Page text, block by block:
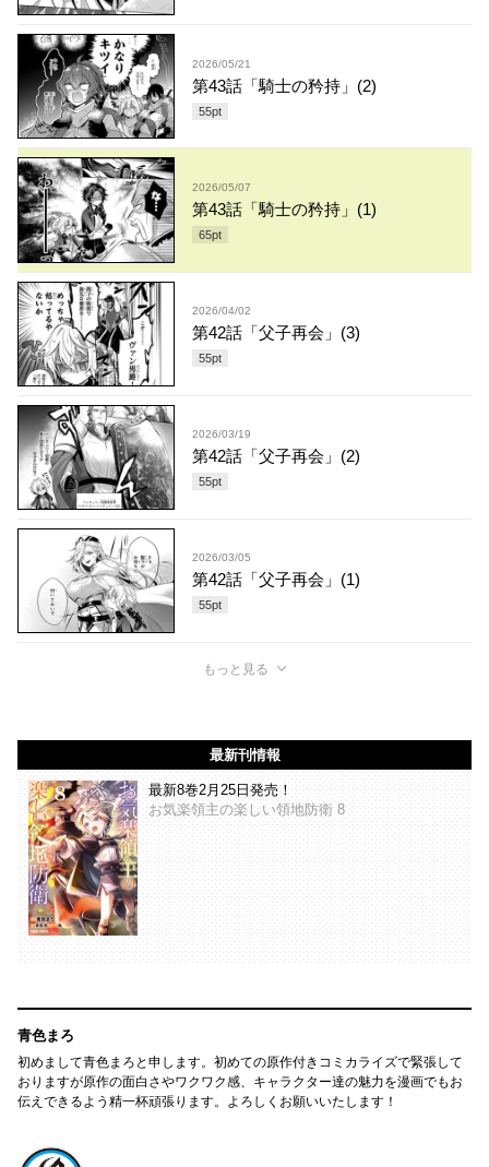
2026/05/21
第43話「騎士の矜持」(2)
55pt
2026/05/07
第43話「騎士の矜持」(1)
65pt
2026/04/02
第42話「父子再会」(3)
55pt
2026/03/19
第42話「父子再会」(2)
55pt
2026/03/05
第42話「父子再会」(1)
55pt
もっと見る
最新刊情報
最新8巻2月25日発売！
お気楽領主の楽しい領地防衛 8
青色まろ
初めまして青色まろと申します。初めての原作付きコミカライズで緊張して
おりますが原作の面白さやワクワク感、キャラクター達の魅力を漫画でもお
伝えできるよう精一杯頑張ります。よろしくお願いいたします！